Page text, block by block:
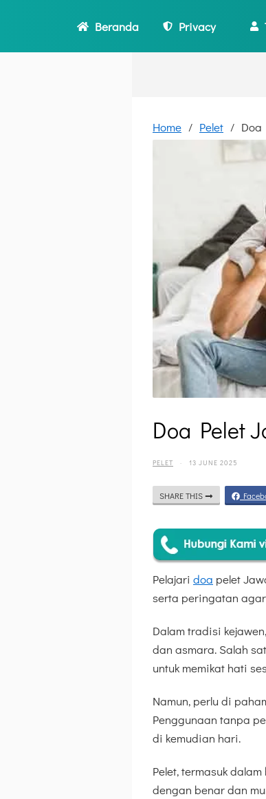
Beranda Privacy
Home Pelet Doa
Doa Pelet
PELET · 13 JUNE 2025
SHARE THIS
Pelajari doa pelet
serta peringatan
Dalam tradisi
dan asmara. Salah
untuk memikat hati
Namun, perlu di
Penggunaan tanpa
di kemudian hari.
Pelet, termasuk
dengan benar dan